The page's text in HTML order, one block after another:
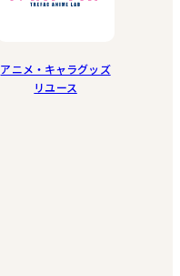
アニメ・キャラグッズ
リユース